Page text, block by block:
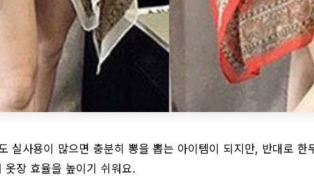
실사용이 많으면 충분히 뽕을 뽑는 아이템이 되지만, 반대로
장 효율을 높이기 쉬워요.